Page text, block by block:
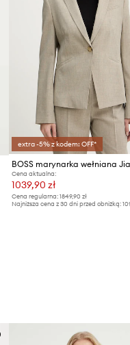
extra -5% z kodem: OFF*
BOSS marynarka wełniana
Cena aktualna:
1039,90 zł
Cena regularna:1849,90 zł
Najniższa cena z 30 dni przed obniżką: